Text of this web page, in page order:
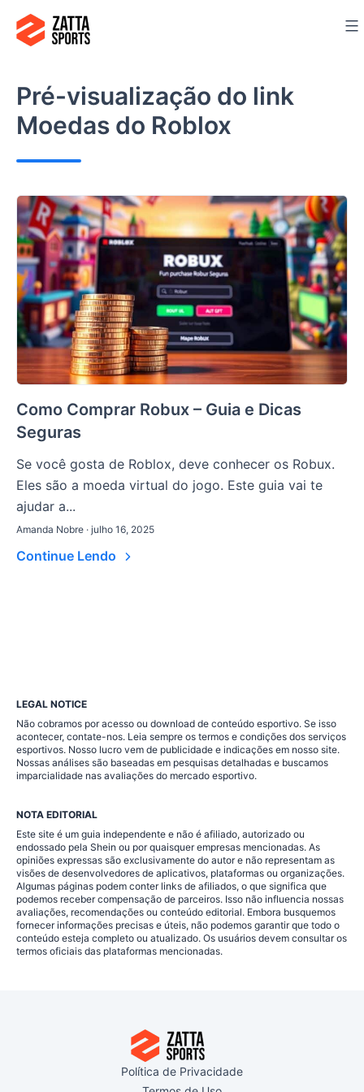
para
conteúdo
Pré-visualização do link
Moedas do Roblox
Como Comprar Robux – Guia e Dicas
Seguras
Se você gosta de Roblox, deve conhecer os Robux.
Eles são a moeda virtual do jogo. Este guia vai te
ajudar a...
Amanda Nobre · julho 16, 2025
Continue Lendo
LEGAL NOTICE
Não cobramos por acesso ou download de conteúdo esportivo. Se isso
acontecer, contate-nos. Leia sempre os termos e condições dos serviços
esportivos. Nosso lucro vem de publicidade e indicações em nosso site.
Nossas análises são baseadas em pesquisas detalhadas e buscamos
imparcialidade nas avaliações do mercado esportivo.
NOTA EDITORIAL
Este site é um guia independente e não é afiliado, autorizado ou
endossado pela Shein ou por quaisquer empresas mencionadas. As
opiniões expressas são exclusivamente do autor e não representam as
visões de desenvolvedores de aplicativos, plataformas ou organizações.
Algumas páginas podem conter links de afiliados, o que significa que
podemos receber compensação de parceiros. Isso não influencia nossas
avaliações, recomendações ou conteúdo editorial. Embora busquemos
fornecer informações precisas e úteis, não podemos garantir que todo o
conteúdo esteja completo ou atualizado. Os usuários devem consultar os
termos oficiais das plataformas mencionadas.
Política de Privacidade